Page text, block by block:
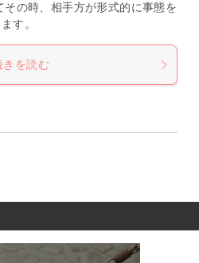
の時、相手方が形式的に事態を
す。
きを読む